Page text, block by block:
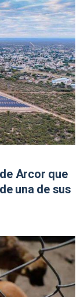
Arcor que
una de sus